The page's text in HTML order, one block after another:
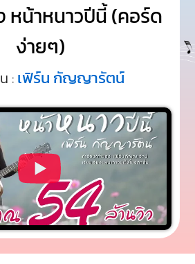
หน้าหนาวปีนี้ (คอร์ด
ง่ายๆ)
: เฟิร์น กัญญารัตน์